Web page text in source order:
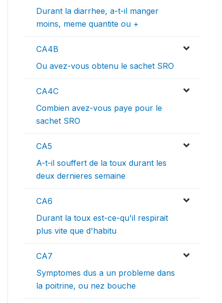
Durant la diarrhee, a-t-il manger
moins, meme quantite ou +
CA4B
Ou avez-vous obtenu le sachet SRO
CA4C
Combien avez-vous paye pour le
sachet SRO
CA5
A-t-il souffert de la toux durant les
deux dernieres semaine
CA6
Durant la toux est-ce-qu'il respirait
plus vite que d'habitu
CA7
Symptomes dus a un probleme dans
la poitrine, ou nez bouche